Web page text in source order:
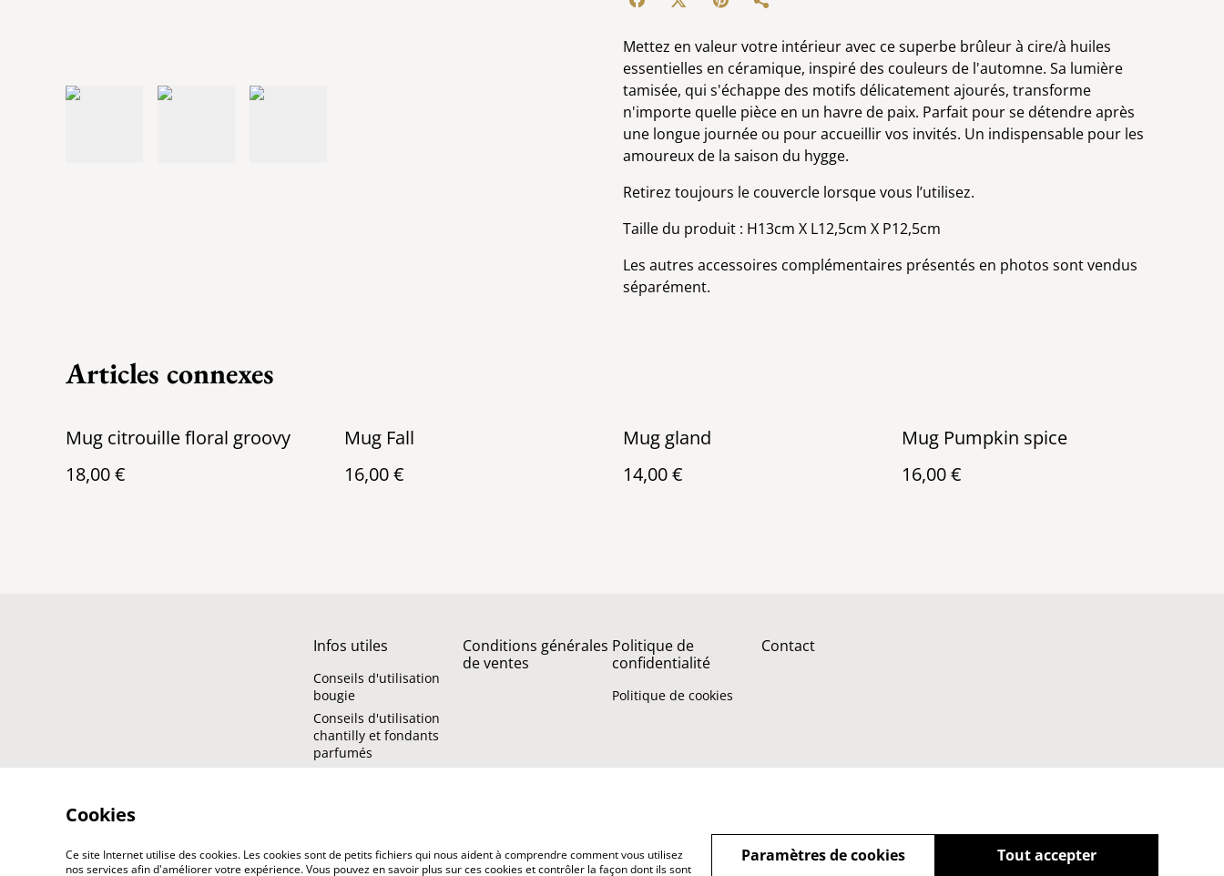
Mettez en valeur votre intérieur avec ce superbe brûleur à cire/à huiles
essentielles en céramique, inspiré des couleurs de l'automne. Sa lumière
tamisée, qui s'échappe des motifs délicatement ajourés, transforme
n'importe quelle pièce en un havre de paix. Parfait pour se détendre après
une longue journée ou pour accueillir vos invités. Un indispensable pour les
amoureux de la saison du hygge.
Retirez toujours le couvercle lorsque vous l’utilisez.
Taille du produit : H13cm X L12,5cm X P12,5cm
Les autres accessoires complémentaires présentés en photos sont vendus
séparément.
Articles connexes
Mug citrouille floral groovy
18,00 €
Mug Fall
16,00 €
Mug gland
14,00 €
Mug Pumpkin spice
16,00 €
Infos utiles
Conseils d'utilisation
bougie
Conseils d'utilisation
chantilly et fondants
parfumés
Conditions générales
de ventes
Politique de
confidentialité
Politique de cookies
Contact
Cookies
Ce site Internet utilise des cookies. Les cookies sont de petits fichiers qui nous aident à comprendre comment vous utilisez
nos services afin d'améliorer votre expérience. Vous pouvez en savoir plus sur ces cookies et contrôler la façon dont ils sont
Tout accepter
Paramètres de cookies